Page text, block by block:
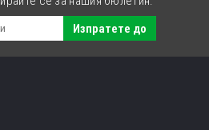
Изпратете до